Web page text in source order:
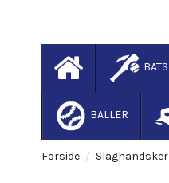
BATS
BALLER
Forside Slaghandsker